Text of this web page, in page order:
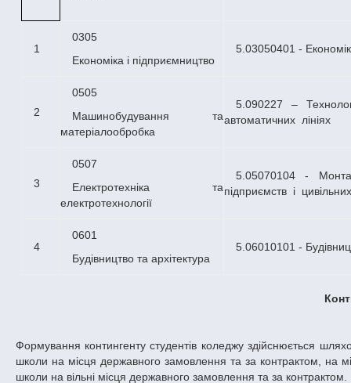
1
0305
Економіка і підприємництво
5.03050401 -
2
0505
Машинобудування та
матеріалообробка
5.090227 – Технологія обробки матеріалів на верстатах і
автоматичних лініях
3
0507
Електротехніка та
електротехнології
5.05070104 - Монтаж і експлуатація електроустаткування
підприємств і
4
0601
Будівництво та архітектура
5.06010101 -
Формування контингенту студентів коледжу здійснюється
школи на місця державного замовлення та за контрактом, на
школи на вільні місця державного замовлення та за контрактом.